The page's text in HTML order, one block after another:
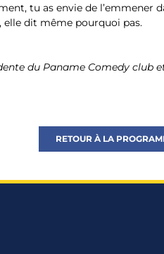
tu as envie de l’emmener
elle dit même pourquoi pas.
du Paname Comedy club
RETOUR À LA